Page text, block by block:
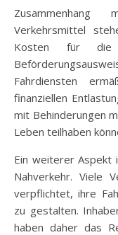
Verkehrsmittel
Kosten für die
Fahrdiensten
finanziellen
mit Behinderungen
Leben teilhaben
Ein weiterer Aspekt
Nahverkehr. Viele
verpflichtet, ihre
zu gestalten.
haben daher das